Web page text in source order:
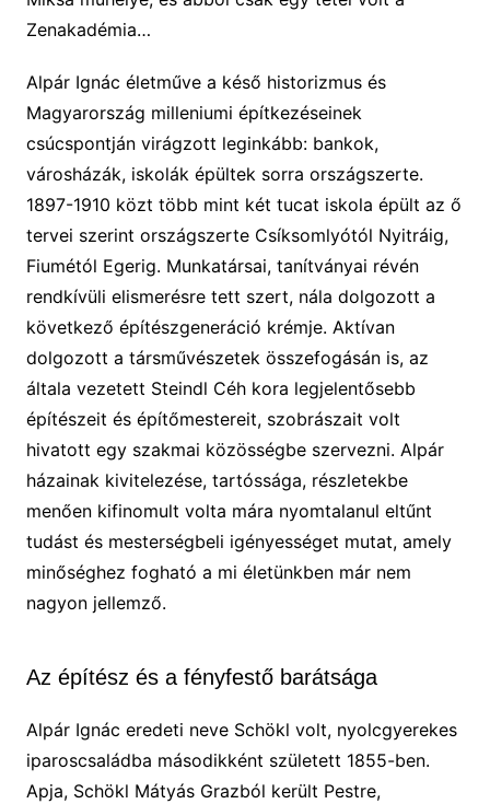
Zenakadémia…
Alpár Ignác életműve a késő historizmus és
Magyarország milleniumi építkezéseinek
csúcspontján virágzott leginkább: bankok,
városházák, iskolák épültek sorra országszerte.
1897-1910 közt több mint két tucat iskola épült az ő
tervei szerint országszerte Csíksomlyótól Nyitráig,
Fiumétól Egerig. Munkatársai, tanítványai révén
rendkívüli elismerésre tett szert, nála dolgozott a
következő építészgeneráció krémje. Aktívan
dolgozott a társművészetek összefogásán is, az
általa vezetett Steindl Céh kora legjelentősebb
építészeit és építőmestereit, szobrászait volt
hivatott egy szakmai közösségbe szervezni. Alpár
házainak kivitelezése, tartóssága, részletekbe
menően kifinomult volta mára nyomtalanul eltűnt
tudást és mesterségbeli igényességet mutat, amely
minőséghez fogható a mi életünkben már nem
nagyon jellemző.
Az építész és a fényfestő barátsága
Alpár Ignác eredeti neve Schökl volt, nyolcgyerekes
iparoscsaládba másodikként született 1855-ben.
Apja, Schökl Mátyás Grazból került Pestre,